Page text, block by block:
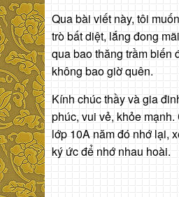
Qua bài viết này, tôi
trò bất diệt, lắng đong
qua bao thăng trầm biến
không bao giờ quên.
Kính chúc thầy và gia
phúc, vui vẻ, khỏe
lớp 10A năm đó nhớ lại,
ký ức để nhớ nhau hoài.